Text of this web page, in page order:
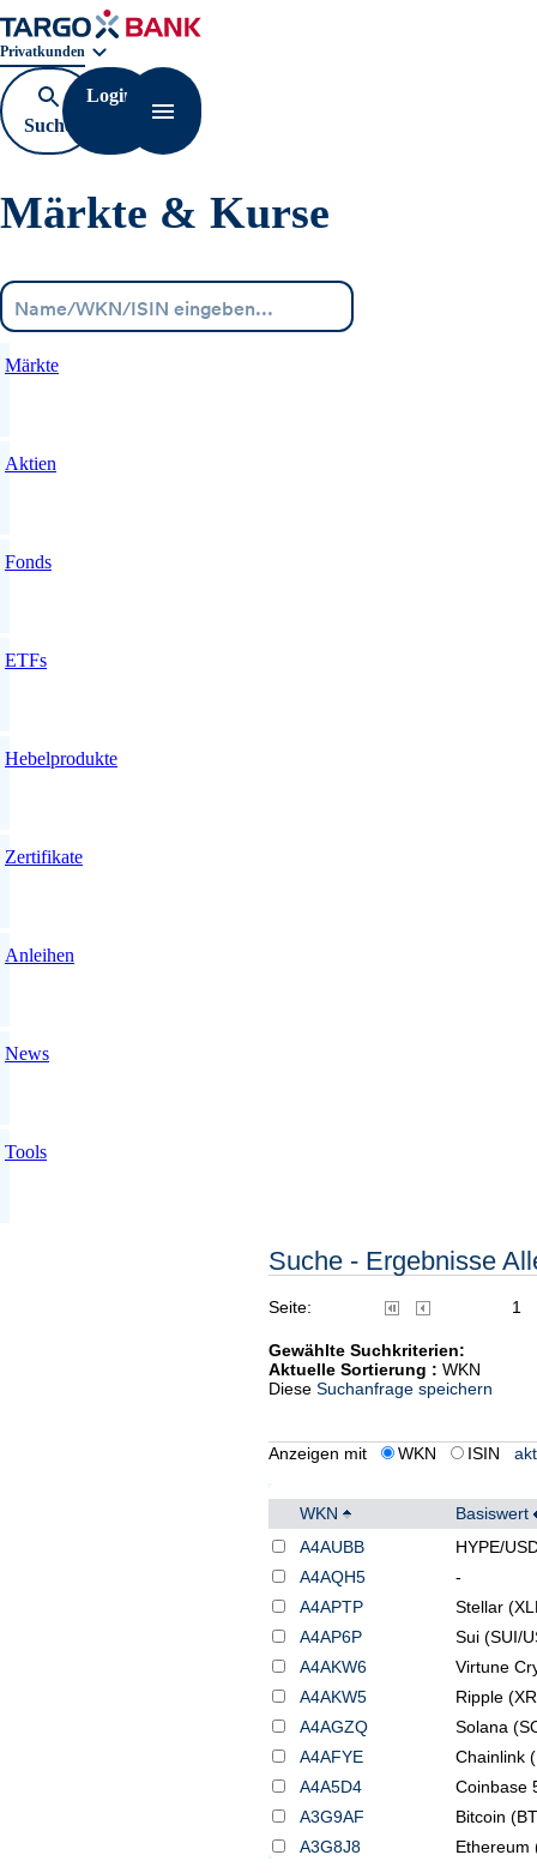
Geschäftsbereichnavigation. Aktuelle Auswahl:
Privatkunden
Suche
öffnen
Login
Navigation öffnen
Märkte & Kurse
Märkte
Aktien
Fonds
ETFs
Hebelprodukte
Zertifikate
Anleihen
News
Tools
Suche - Ergebnisse
Seite: 1
Gewählte Suchkriterien:
Aktuelle Sortierung : WKN
Diese Suchanfrage speichern
Anzeigen mit WKN ISIN
WKN
Basiswert
A4AUBB
HYPE/
A4AQH5
-
A4APTP
Stellar
A4AP6P
Sui (SUI/
A4AKW6
Virtune
A4AKW5
Ripple
A4AGZQ
Solana
A4AFYE
Chainlink
A4A5D4
Coinbase
A3G9AF
Bitcoin
A3G8J8
Ethereum